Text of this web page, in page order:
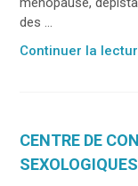
des ...
Continuer la
CENTRE DE
SEXOLOGIQUES